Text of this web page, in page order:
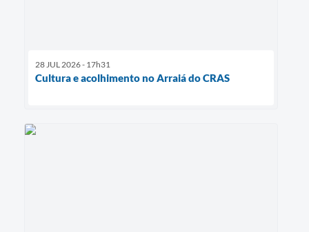
28 JUL 2026 - 17h31
Cultura e acolhimento no Arraiá do CRAS